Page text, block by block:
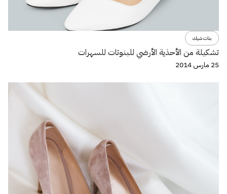
بنات شيك
تشكيلة من الأحذية الأرضي للبنوتات للسهرات
25 مارس 2014